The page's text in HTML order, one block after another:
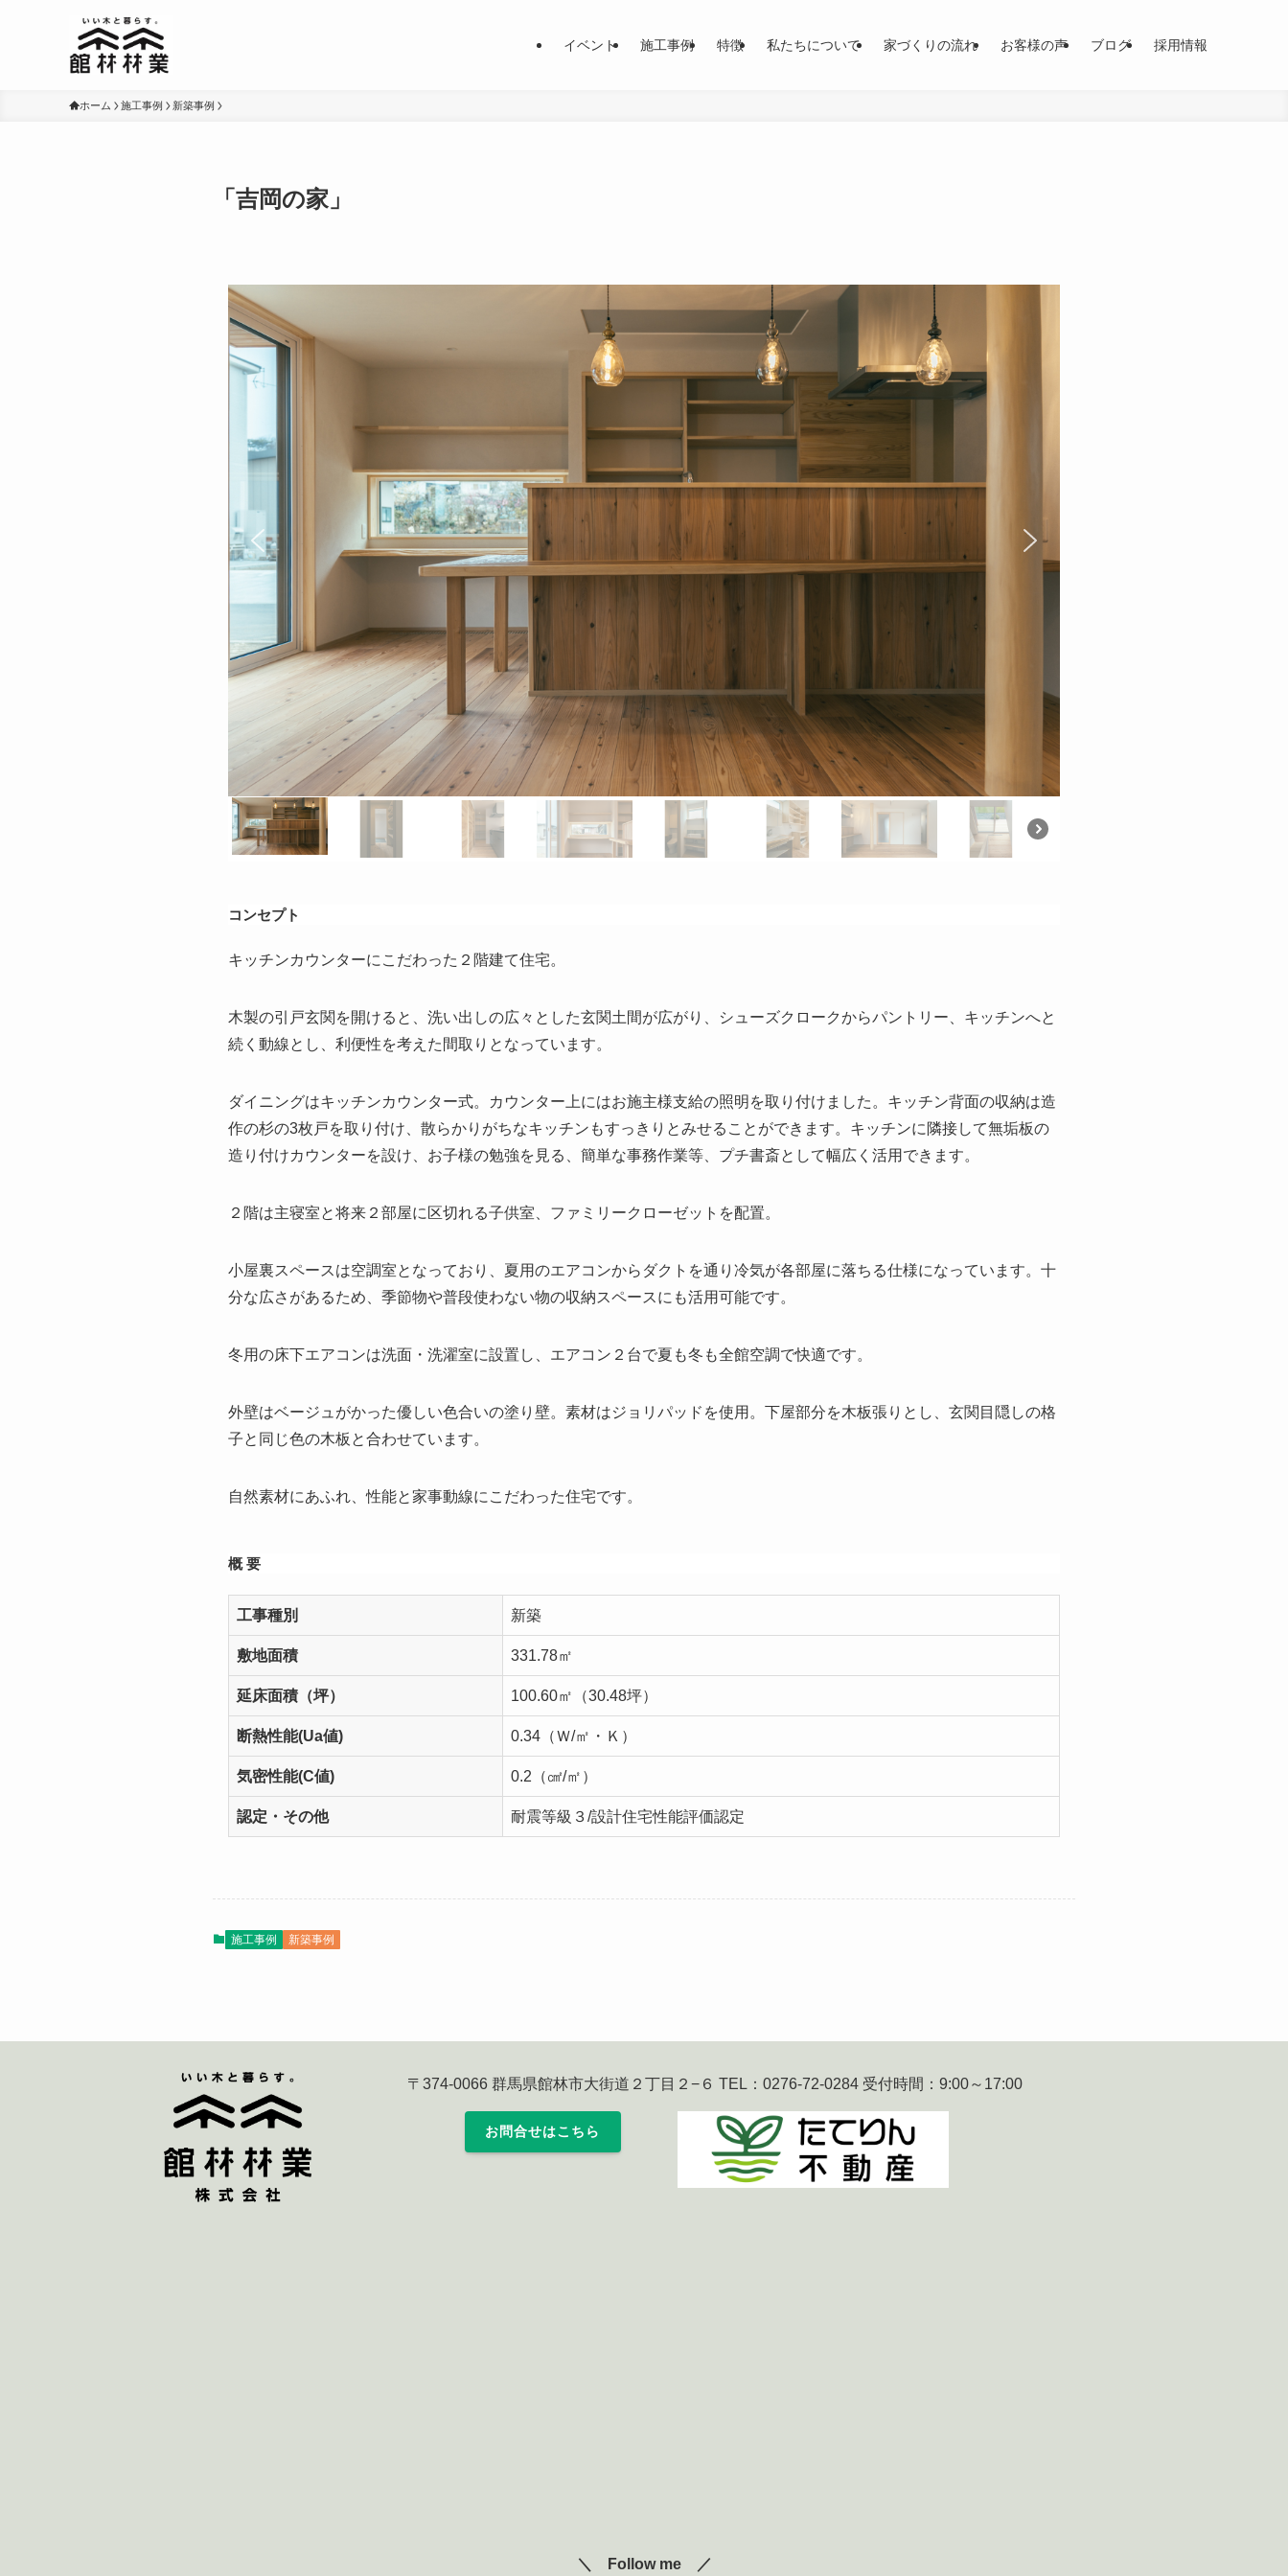
イベント 施工事例 特徴 私たちについて 家づくりの流れ お客様の声 ブログ 採用情報
ホーム 施工事例 新築事例
「吉岡の家」
コンセプト
キッチンカウンターにこだわった２階建て住宅。
木製の引戸玄関を開けると、洗い出しの広々とした玄関土間が広がり、シューズクロークからパントリー、キッチンへと
続く動線とし、利便性を考えた間取りとなっています。
ダイニングはキッチンカウンター式。カウンター上にはお施主様支給の照明を取り付けました。キッチン背面の収納は造
作の杉の3枚戸を取り付け、散らかりがちなキッチンもすっきりとみせることができます。キッチンに隣接して無垢板の
造り付けカウンターを設け、お子様の勉強を見る、簡単な事務作業等、プチ書斎として幅広く活用できます。
２階は主寝室と将来２部屋に区切れる子供室、ファミリークローゼットを配置。
小屋裏スペースは空調室となっており、夏用のエアコンからダクトを通り冷気が各部屋に落ちる仕様になっています。十
分な広さがあるため、季節物や普段使わない物の収納スペースにも活用可能です。
冬用の床下エアコンは洗面・洗濯室に設置し、エアコン２台で夏も冬も全館空調で快適です。
外壁はベージュがかった優しい色合いの塗り壁。素材はジョリパッドを使用。下屋部分を木板張りとし、玄関目隠しの格
子と同じ色の木板と合わせています。
自然素材にあふれ、性能と家事動線にこだわった住宅です。
概 要
工事種別 新築
敷地面積 331.78㎡
延床面積（坪） 100.60㎡（30.48坪）
断熱性能(Ua値) 0.34（Ｗ/㎡・Ｋ）
気密性能(C値) 0.2（㎠/㎡）
認定・その他 耐震等級３/設計住宅性能評価認定
施工事例 新築事例
〒374-0066 群馬県館林市大街道２丁目２−６ TEL：0276-72-0284 受付時間：9:00～17:00
お問合せはこちら
＼ Follow me ／